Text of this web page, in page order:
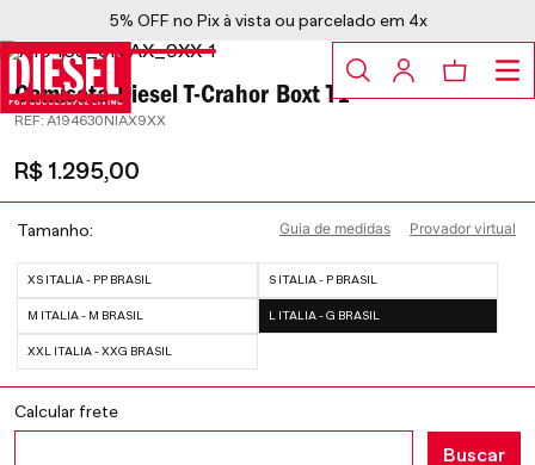
5% OFF no Pix à vista ou parcelado em 4x
Camiseta Diesel T-Crahor Boxt T1
: A194630NIAX9XX
R$ 1.295,00
Provador virtual
Guia de medidas
Tamanho
XS ITALIA - PP BRASIL S ITALIA - P BRASIL
M ITALIA - M BRASIL L ITALIA - G BRASIL
XXL ITALIA - XXG BRASIL